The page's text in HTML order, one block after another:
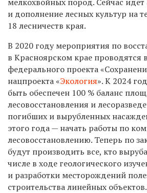
и дополнение лесных культур на
18 лесничеств края.
В 2020 году мероприятия по
в Красноярском крае проводятся
федерального проекта
нацпроекта «Экология». К 2024
быть обеспечен 100 % баланс
лесовосстановления и
погибших и вырубленных
этого года — начать работы по
лесовосстановлению. Теперь по
будут производить все, кто
числе в ходе геологического
и разработки месторождений
строительства линейных объектов.